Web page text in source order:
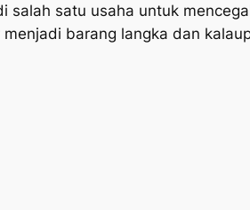
satu usaha untuk
barang langka dan